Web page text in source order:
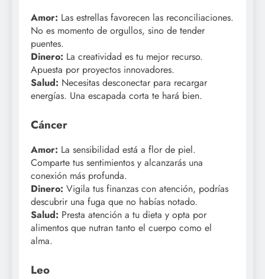
Amor: Las estrellas favorecen las reconciliaciones.
No es momento de orgullos, sino de tender
puentes.
Dinero: La creatividad es tu mejor recurso.
Apuesta por proyectos innovadores.
Salud: Necesitas desconectar para recargar
energías. Una escapada corta te hará bien.
Cáncer
Amor: La sensibilidad está a flor de piel.
Comparte tus sentimientos y alcanzarás una
conexión más profunda.
Dinero: Vigila tus finanzas con atención, podrías
descubrir una fuga que no habías notado.
Salud: Presta atención a tu dieta y opta por
alimentos que nutran tanto el cuerpo como el
alma.
Leo